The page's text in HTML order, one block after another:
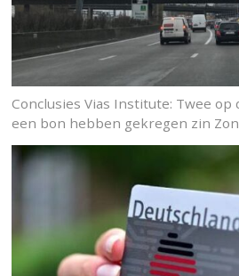
Conclusies Vias Institute: Twee
een bon hebben gekregen zin